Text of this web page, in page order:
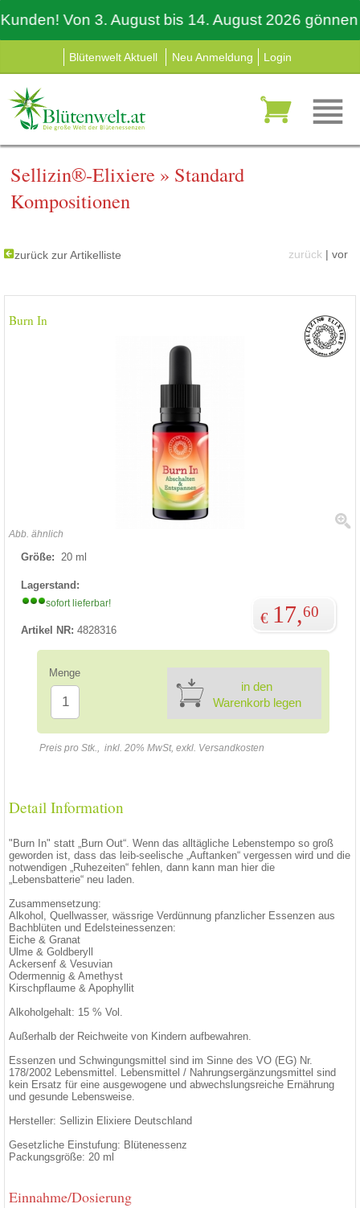
Von 3. August bis 14. August 2026 gönnen
Blütenwelt Aktuell Neu Anmeldung Login
Sellizin®-Elixiere » Standard
Kompositionen
zurück zur Artikelliste zurück | vor
Burn In
Abb. ähnlich
Größe: 20 ml
Lagerstand:
sofort lieferbar!
Artikel NR: 4828316
€ 17,60
Menge
in den
Warenkorb legen
Preis pro Stk., inkl. 20% MwSt, exkl. Versandkosten
Detail Information
"Burn In" statt „Burn Out“. Wenn das alltägliche Lebenstempo so groß
geworden ist, dass das leib-seelische „Auftanken“ vergessen wird und die
notwendigen „Ruhezeiten“ fehlen, dann kann man hier die
„Lebensbatterie“ neu laden.
Zusammensetzung:
Alkohol, Quellwasser, wässrige Verdünnung pfanzlicher Essenzen aus
Bachblüten und Edelsteinessenzen:
Eiche & Granat
Ulme & Goldberyll
Ackersenf & Vesuvian
Odermennig & Amethyst
Kirschpflaume & Apophyllit
Alkoholgehalt: 15 % Vol.
Außerhalb der Reichweite von Kindern aufbewahren.
Essenzen und Schwingungsmittel sind im Sinne des VO (EG) Nr.
178/2002 Lebensmittel. Lebensmittel / Nahrungsergänzungsmittel sind
kein Ersatz für eine ausgewogene und abwechslungsreiche Ernährung
und gesunde Lebensweise.
Hersteller: Sellizin Elixiere Deutschland
Gesetzliche Einstufung: Blütenessenz
Packungsgröße: 20 ml
Einnahme/Dosierung